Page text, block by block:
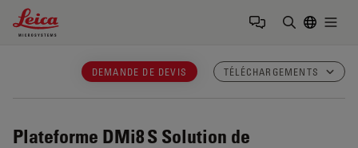
Leica Microsystems Logo
DEMANDE DE DEVIS TÉLÉCHARGEMENTS
Plateforme DMi8 S Solution de